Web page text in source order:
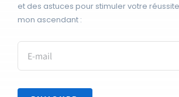
et des astuces pour stimuler votre
mon ascendant :